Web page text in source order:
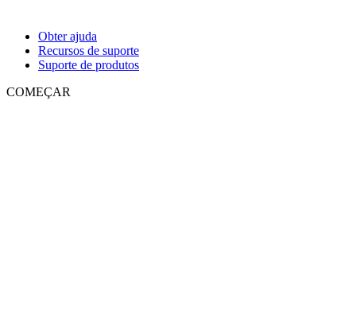
Obter ajuda
Recursos de suporte
Suporte de produtos
COMEÇAR